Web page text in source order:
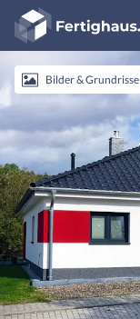
Fertighaus
Logo
AnmeldenBilder & Grundrisse